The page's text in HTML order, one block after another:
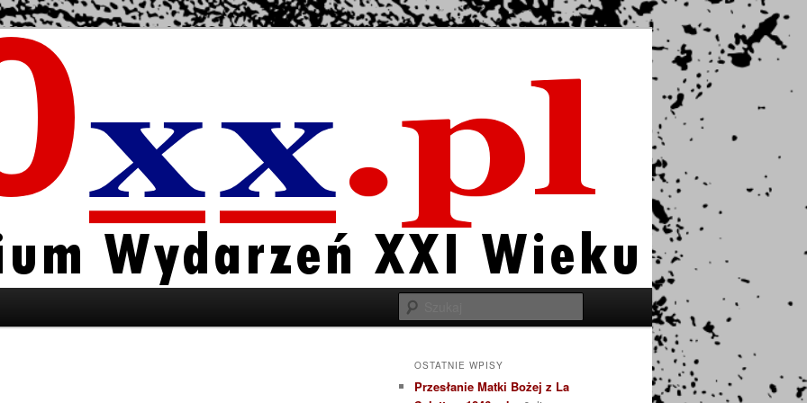
w Polsce i na Świecie
OSTATNIE WPISY
Przesłanie Matki Bożej z La